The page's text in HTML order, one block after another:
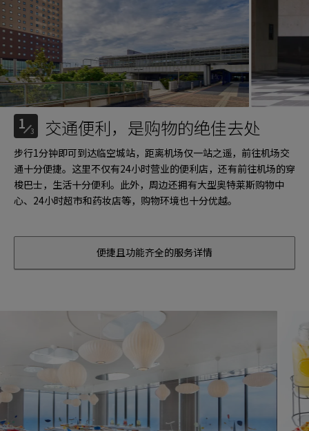
1 3 交通便利，是购物的绝佳去处
步行1分钟即可到达临空城站，距离机场仅一站之遥，前往机场交
通十分便捷。这里不仅有24小时营业的便利店，还有前往机场的穿
梭巴士，生活十分便利。此外，周边还拥有大型奥特莱斯购物中
心、24小时超市和药妆店等，购物环境也十分优越。
便捷且功能齐全的服务详情